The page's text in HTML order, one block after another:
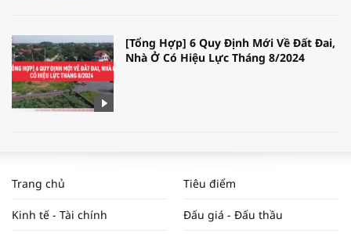
[Tổng Hợp] 6 Quy Định Mới Về Đất Đai,
Nhà Ở Có Hiệu Lực Tháng 8/2024
NAM NĂM 2024 VÀ NĂM 2025 | NHỊP
ĐẬP THỊ TRƯỜNG #62
Trang chủ Tiêu điểm
Kinh tế - Tài chính Đấu giá - Đấu thầu